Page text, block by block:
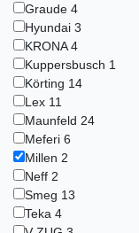
Graude 4
Hyundai 3
KRONA4
Kuppersbusch 1
Körting 14
Lex 11
Maunfeld 24
Meferi 6
Millen 2
Neff 2
Smeg 13
Teka 4